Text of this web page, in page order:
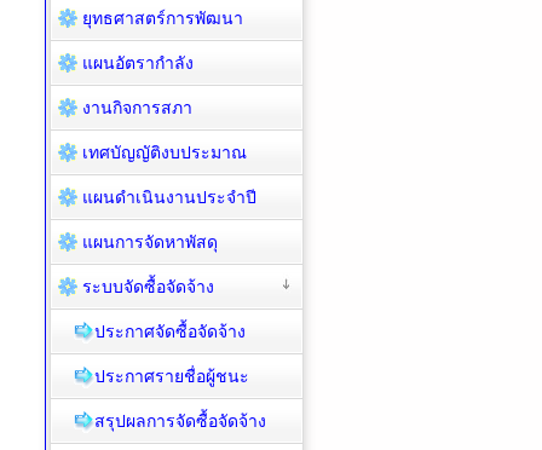
ยุทธศาสตร์การพัฒนา
แผนอัตรากำลัง
งานกิจการสภา
เทศบัญญัติงบประมาณ
แผนดำเนินงานประจำปี
แผนการจัดหาพัสดุ
ระบบจัดซื้อจัดจ้าง
ประกาศจัดซื้อจัดจ้าง
ประกาศรายชื่อผู้ชนะ
สรุปผลการจัดซื้อจัดจ้าง